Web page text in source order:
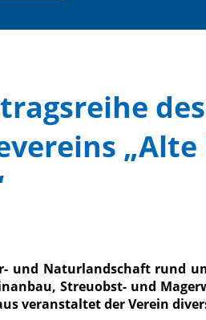
des
„Alte
und Naturlandschaft rund
Streuobst- und
veranstaltet der Verein